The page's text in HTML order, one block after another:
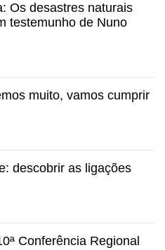
Os desastres naturais
testemunho de Nuno
muito, vamos cumprir
descobrir as ligações
Conferência Regional